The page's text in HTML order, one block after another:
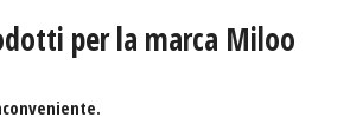
per la marca Miloo